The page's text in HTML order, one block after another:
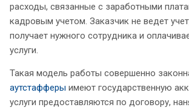
расходы, связанные с заработными
кадровым учетом. Заказчик не ведет
получает нужного сотрудника и
услуги.
Такая модель работы совершенно
аутстафферы имеют государственную
услуги предоставляются по договору,